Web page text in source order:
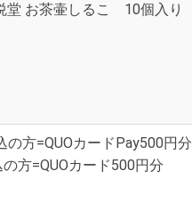
堂 お茶壷しるこ 10個入り
の方=QUOカードPay500円分
の方=QUOカード500円分